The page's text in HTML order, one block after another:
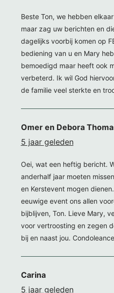
Beste Ton, we hebben
maar zag uw berichten en
dagelijks voorbij komen op
bediening van u en Mary
bemoedigd maar heeft ook
verbeterd. Ik wil God
de familie veel sterkte en
Omer en Debora
5 jaar geleden
Oei, wat een heftig bericht.
anderhalf jaar moeten
en Kerstevent mogen
eeuwige event ons allen
bijblijven, Ton. Lieve Mary,
voor vertroosting en zegen
bij en naast jou.
Carina
5 jaar geleden